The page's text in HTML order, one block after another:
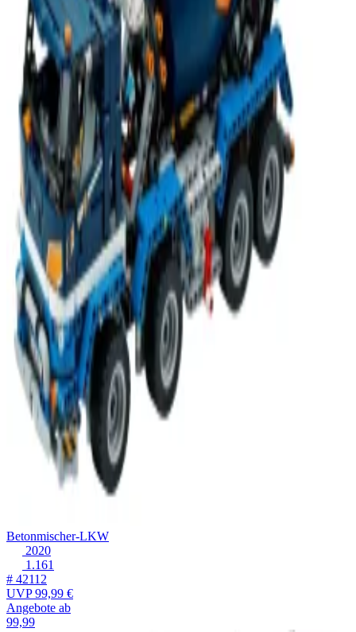
Betonmischer-LKW
2020
1.161
# 42112
UVP99,99 €
Angebote ab
99,99